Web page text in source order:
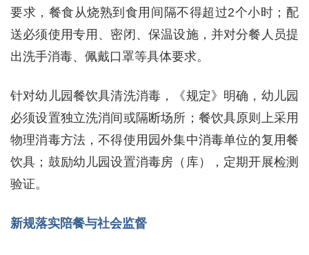
要求，餐食从烧熟到食用间隔不得超过2个小时；配
送必须使用专用、密闭、保温设施，并对分餐人员提
出洗手消毒、佩戴口罩等具体要求。
针对幼儿园餐饮具清洗消毒，《规定》明确，幼儿园
必须设置独立洗消间或隔断场所；餐饮具原则上采用
物理消毒方法，不得使用园外集中消毒单位的复用餐
饮具；鼓励幼儿园设置消毒房（库），定期开展检测
验证。
新规落实陪餐与社会监督